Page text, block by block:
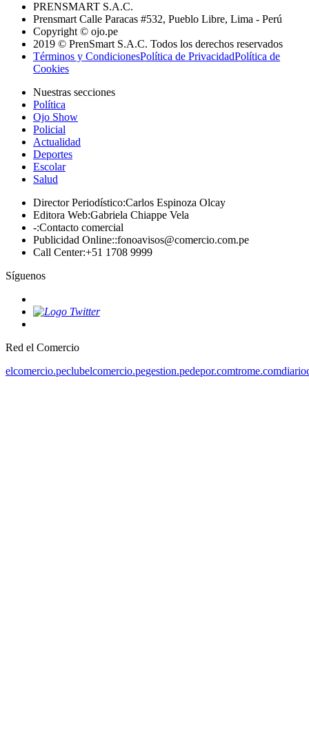
PRENSMART S.A.C.
Prensmart Calle Paracas #532, Pueblo Libre, Lima - Perú
Copyright © ojo.pe
2019 © PrenSmart S.A.C. Todos los derechos reservados
Términos y CondicionesPolítica de PrivacidadPolítica de
Cookies
Nuestras secciones
Política
Ojo Show
Policial
Actualidad
Deportes
Escolar
Salud
Director Periodístico:Carlos Espinoza Olcay
Editora Web:Gabriela Chiappe Vela
-:Contacto comercial
Publicidad Online::fonoavisos@comercio.com.pe
Call Center:+51 1708 9999
Síguenos
Red el Comercio
elcomercio.peclubelcomercio.pegestion.pedepor.comtrome.com